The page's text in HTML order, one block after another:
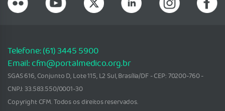
Telefone: (61) 3445 5900
Email: cfm@portalmedico.org.br
SGAS 616, Conjunto D, Lote 115, L2 Sul, Brasília/DF - CEP: 70200-760 -
CNPJ: 33.583.550/0001-30
Copyright CFM. Todos os direitos reservados.